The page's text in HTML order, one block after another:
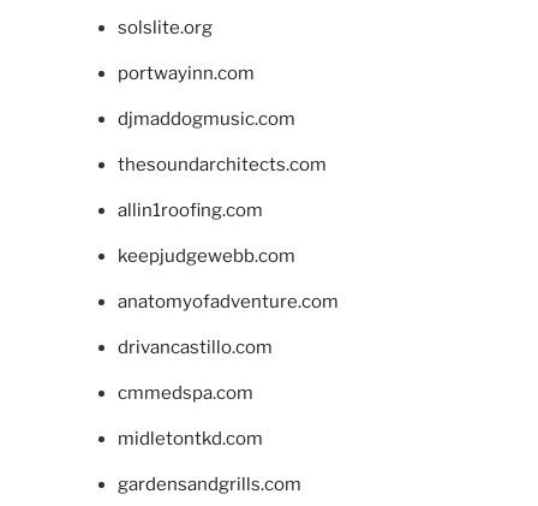
solslite.org
portwayinn.com
djmaddogmusic.com
thesoundarchitects.com
allin1roofing.com
keepjudgewebb.com
anatomyofadventure.com
drivancastillo.com
cmmedspa.com
midletontkd.com
gardensandgrills.com